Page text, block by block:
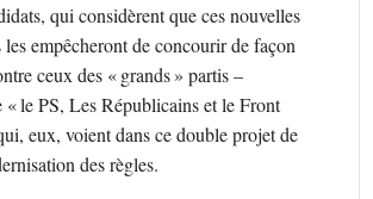
qui considèrent que ces nouvelles
empêcheront de concourir de façon
ceux des « grands » partis –
« le PS, Les Républicains et le Front
eux, voient dans ce double projet de
des règles.